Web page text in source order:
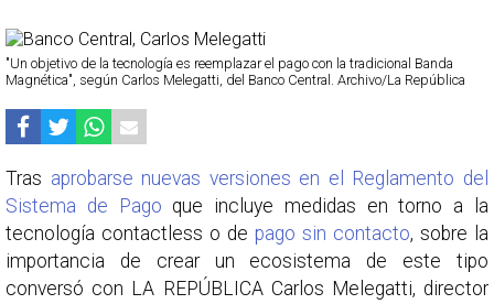
"Un objetivo de la tecnología es reemplazar el pago con la tradicional Banda
Magnética", según Carlos Melegatti, del Banco Central. Archivo/La República
Tras aprobarse nuevas versiones en el Reglamento del
Sistema de Pago que incluye medidas en torno a la
tecnología contactless o de pago sin contacto, sobre la
importancia de crear un ecosistema de este tipo
conversó con LA REPÚBLICA Carlos Melegatti, director